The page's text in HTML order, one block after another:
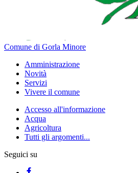
Comune di Gorla Minore
Amministrazione
Novità
Servizi
Vivere il comune
Accesso all'informazione
Acqua
Agricoltura
Tutti gli argomenti...
Seguici su